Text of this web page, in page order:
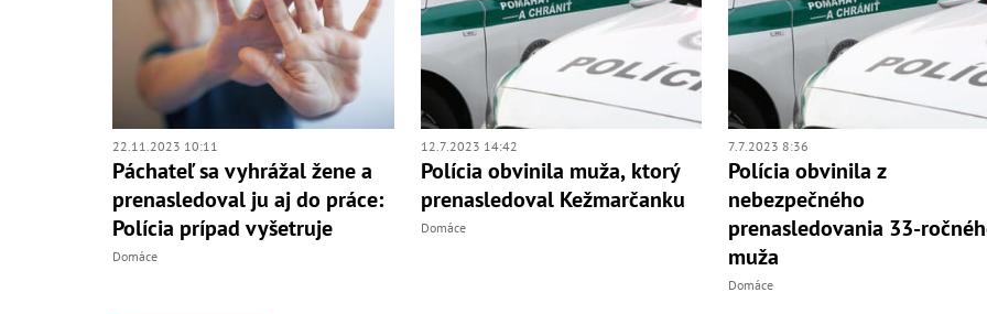
22.11.2023 10:11
Páchateľ sa vyhrážal žene a
prenasledoval ju aj do práce:
Polícia prípad vyšetruje
Domáce
12.7.2023 14:42
Polícia obvinila muža, ktorý
prenasledoval Kežmarčanku
Domáce
7.7.2023 8:36
Polícia obvinila z
nebezpečného
prenasledovania 33-
muža
Domáce